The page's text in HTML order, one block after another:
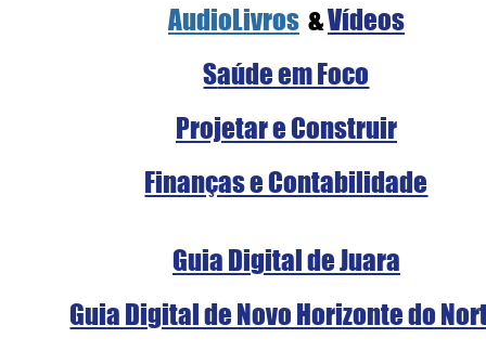
AudioLivros
  &
Vídeos
Saúde em Foco
Projetar e Construir
Finanças e Contabilidade
Guia Digital de Juara
Guia Digital de Novo Horizonte do